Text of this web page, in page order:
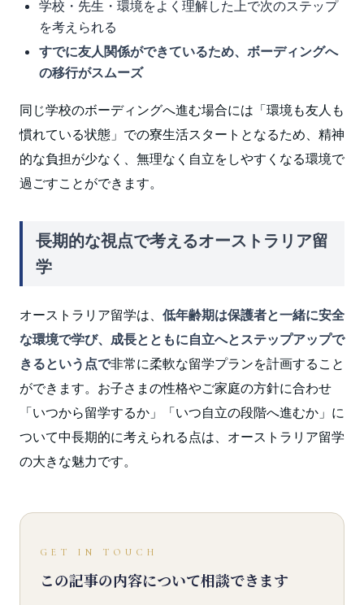
学校・先生・環境をよく理解した上で次のステップ
を考えられる
すでに友人関係ができているため、ボーディングへ
の移行がスムーズ
同じ学校のボーディングへ進む場合には「環境も友人も
慣れている状態」での寮生活スタートとなるため、精神
的な負担が少なく、無理なく自立をしやすくなる環境で
過ごすことができます。
長期的な視点で考えるオーストラリア留
学
オーストラリア留学は、 低年齢期は保護者と一緒に安全
な環境で学び、成長とともに自立へとステップアップで
きるという点で非常に柔軟な留学プランを計画すること
ができます。お子さまの性格やご家庭の方針に合わせ
「いつから留学するか」「いつ自立の段階へ進むか」に
ついて中長期的に考えられる点は、オーストラリア留学
の大きな魅力です。
GET IN TOUCH
この記事の内容について相談できます